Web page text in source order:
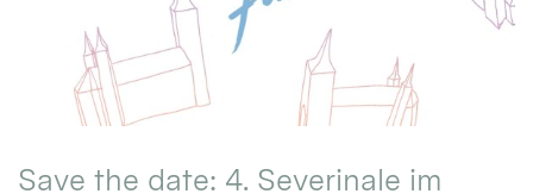
Save the date: 4. Severinale im